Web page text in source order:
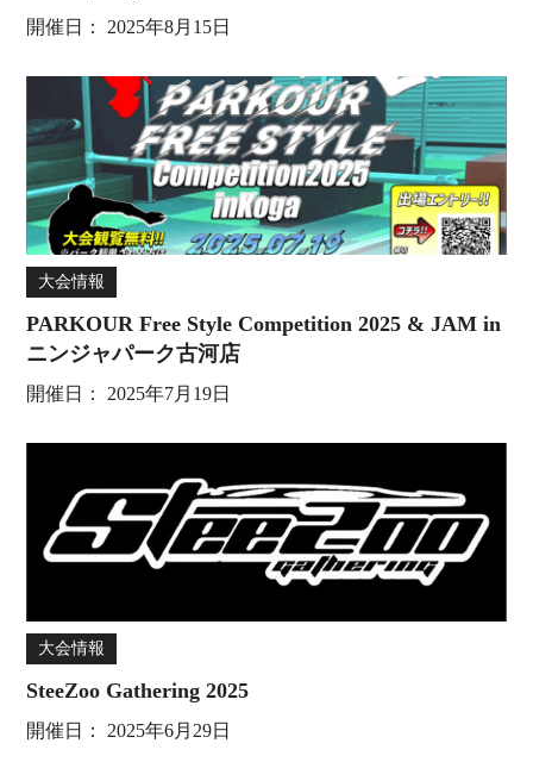
開催日： 2025年8月15日
大会情報
PARKOUR Free Style Competition 2025 & JAM in
ニンジャパーク古河店
開催日： 2025年7月19日
大会情報
SteeZoo Gathering 2025
開催日： 2025年6月29日